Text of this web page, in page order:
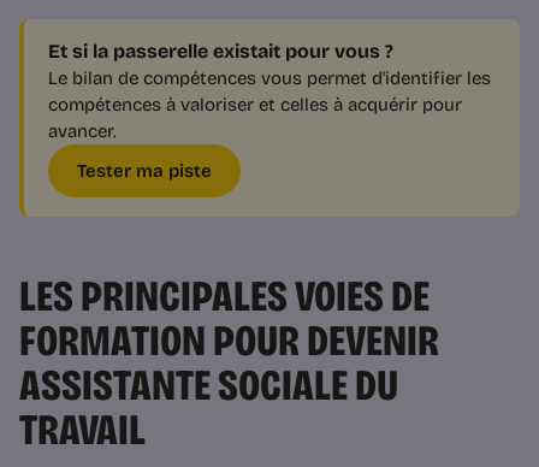
Et si la passerelle existait pour vous ?
Le bilan de compétences vous permet d'identifier les
compétences à valoriser et celles à acquérir pour
avancer.
Tester ma piste
LES PRINCIPALES VOIES DE
FORMATION POUR DEVENIR
ASSISTANTE SOCIALE DU
TRAVAIL